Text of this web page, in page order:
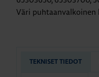
Väri puhtaanvalkoinen
TEKNISET TIEDOT